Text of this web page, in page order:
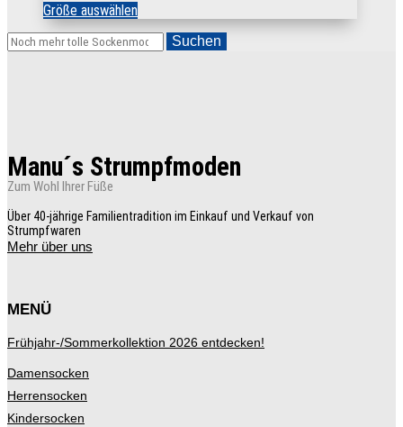
Größe auswählenDieses
Produkt
weist
mehrere
Produktseite
gewählt
Suchen
Manu´s Strumpfmoden
Zum Wohl Ihrer Füße
Über 40-jährige Familientradition im Einkauf und Verkauf von
Strumpfwaren
Mehr über uns
MENÜ
Frühjahr-/Sommerkollektion 2026 entdecken!
Damensocken
Herrensocken
Kindersocken